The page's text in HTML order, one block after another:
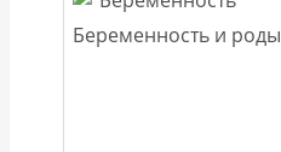
Беременность и роды